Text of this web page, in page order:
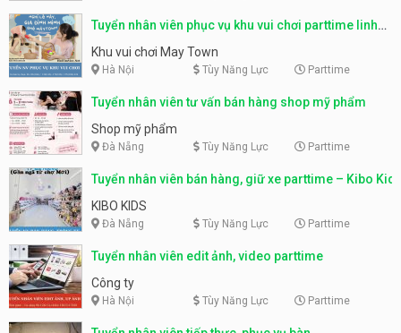
Tuyển nhân viên phục vụ khu vui chơi parttime linh
động
Khu vui chơi May Town
Hà Nội Tùy Năng Lực Parttime
Tuyển nhân viên tư vấn bán hàng shop mỹ phẩm
Shop mỹ phẩm
Đà Nẵng Tùy Năng Lực Parttime
Tuyển nhân viên bán hàng, giữ xe parttime – Kibo Kid
KIBO KIDS
Đà Nẵng Tùy Năng Lực Parttime
Tuyển nhân viên edit ảnh, video parttime
Công ty
Hà Nội Tùy Năng Lực Parttime